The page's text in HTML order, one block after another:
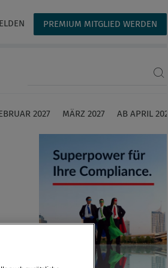
PREMIUM MITGLIED WERDEN
2027 MÄRZ 2027 AB APRIL 2027